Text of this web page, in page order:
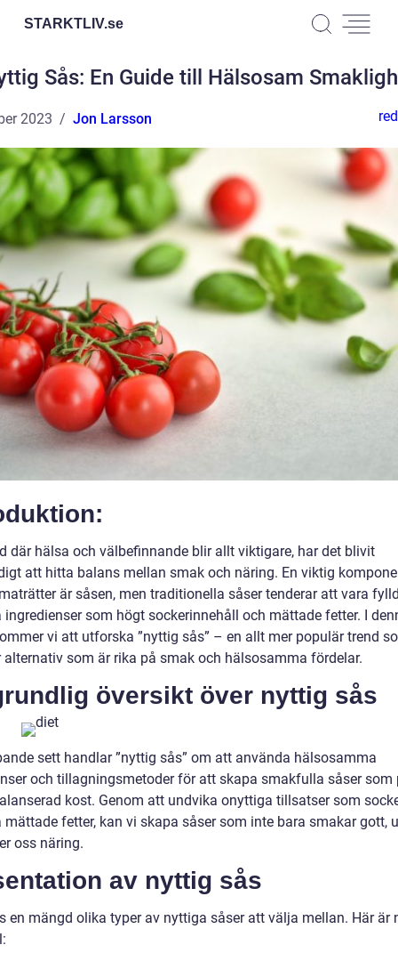
STARKTLIV.se
Sås: En Guide till Hälsosam
2023 Jon Larsson
där hälsa och välbefinnande blir allt viktigare, har det blivit
att hitta balans mellan smak och näring. En viktig
är såsen, men traditionella såser tenderar att vara
som högt sockerinnehåll och mättade fetter. I
vi att utforska ”nyttig sås” – en allt mer populär trend
alternativ som är rika på smak och hälsosamma fördelar.
översikt över nyttig sås
sett handlar ”nyttig sås” om att använda hälsosamma
och tillagningsmetoder för att skapa smakfulla såser som
kost. Genom att undvika onyttiga tillsatser som
mättade fetter, kan vi skapa såser som inte bara smakar gott,
oss näring.
av nyttig sås
en mängd olika typer av nyttiga såser att välja mellan. Här är